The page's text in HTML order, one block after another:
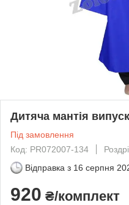
Дитяча мантія
Під замовлення
Код: PR072007-134
Відправка з 16 серпня
920 ₴/комплект